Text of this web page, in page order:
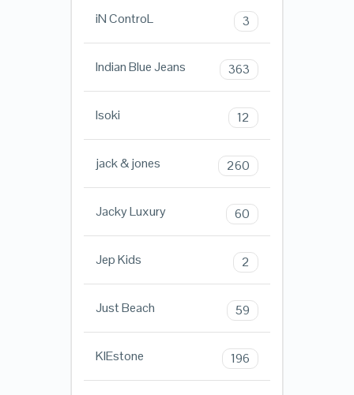
iN ControL 3
Indian Blue Jeans 363
Isoki 12
jack & jones 260
Jacky Luxury 60
Jep Kids 2
Just Beach 59
KIEstone 196